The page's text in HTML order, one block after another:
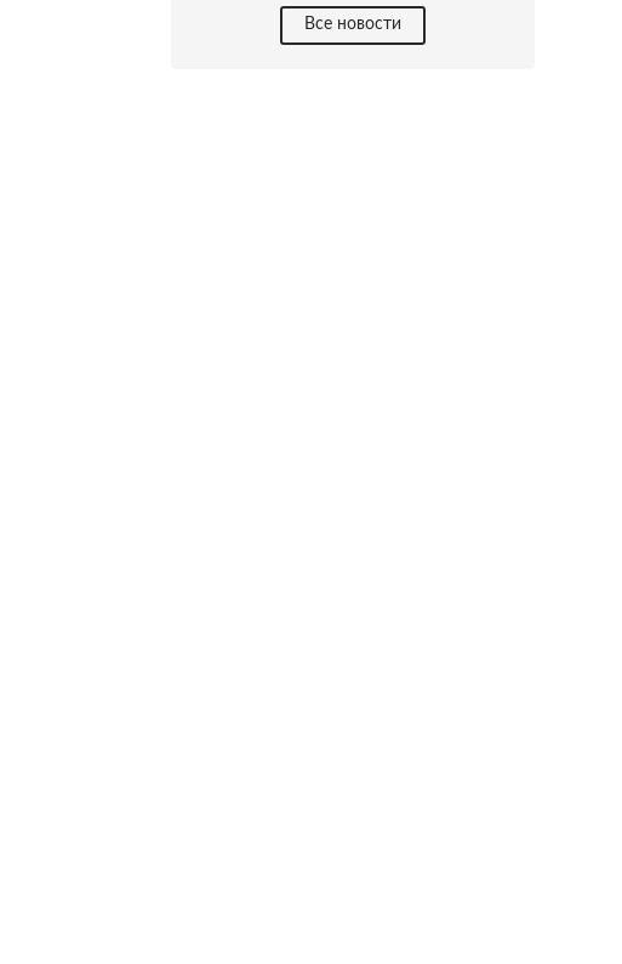
Все новости